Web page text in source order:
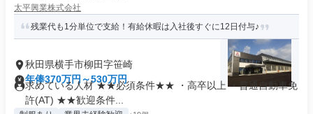
太平興業株式会社
残業代も1分単位で支給！有給休暇は入社後すぐに12日付与♪
秋田県横手市柳田字笹崎
年俸370万円～530万円
求めている人材 ★★必須条件★★ ・高卒以上 ・普通自動車免
許(AT) ★★歓迎条件...